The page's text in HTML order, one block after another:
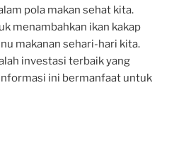
pola makan sehat kita.
menambahkan ikan kakap
makanan sehari-hari kita.
investasi terbaik yang
ini bermanfaat untuk